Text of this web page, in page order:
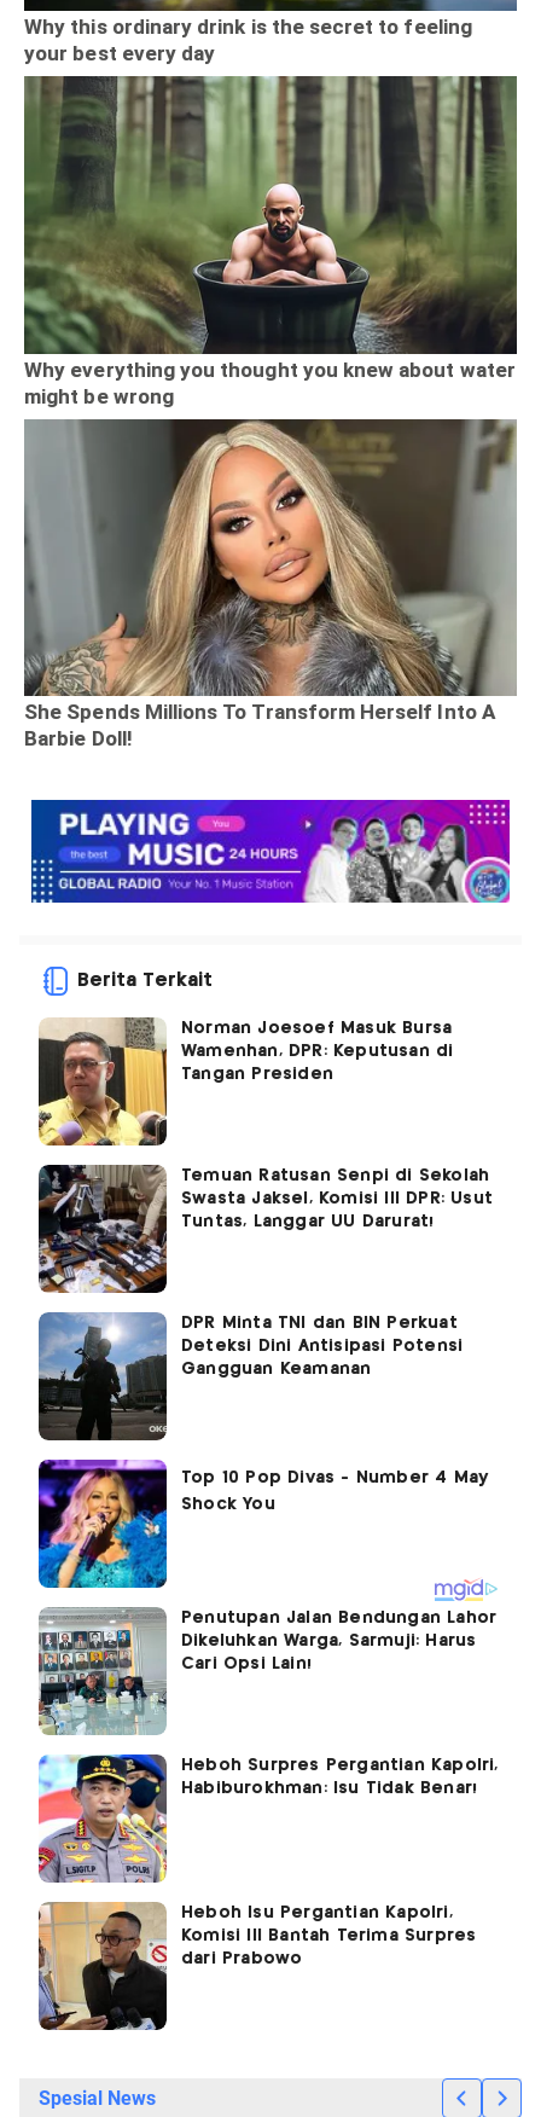
Berita Terkait
Norman Joesoef Masuk Bursa
Wamenhan, DPR: Keputusan di
Tangan Presiden
Temuan Ratusan Senpi di Sekolah
Swasta Jaksel, Komisi III DPR: Usut
Tuntas, Langgar UU Darurat!
DPR Minta TNI dan BIN Perkuat
Deteksi Dini Antisipasi Potensi
Gangguan Keamanan
Penutupan Jalan Bendungan Lahor
Dikeluhkan Warga, Sarmuji: Harus
Cari Opsi Lain!
Heboh Surpres Pergantian Kapolri,
Habiburokhman: Isu Tidak Benar!
Heboh Isu Pergantian Kapolri,
Komisi III Bantah Terima Surpres
dari Prabowo